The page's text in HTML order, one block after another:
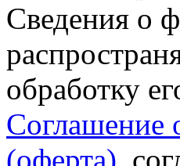
Сведения о
обработку
Соглашение